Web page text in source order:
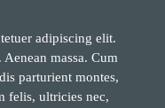
adipiscing elit.
massa. Cum
parturient montes,
felis, ultricies nec,